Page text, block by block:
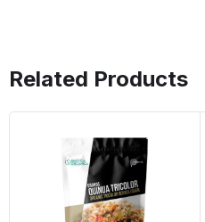
Related Products